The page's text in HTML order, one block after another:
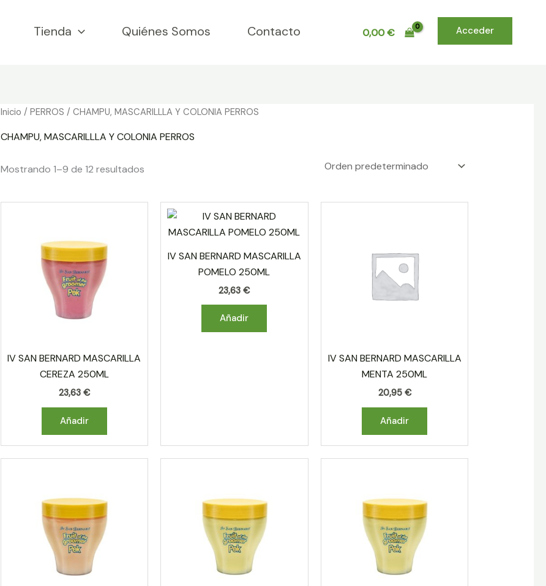
Tienda Quiénes Somos Contacto 0,00€ Acceder
Inicio / PERROS / CHAMPU, MASCARILLLA Y COLONIA PERROS
CHAMPU, MASCARILLLA Y COLONIA PERROS
Mostrando 1–9 de 12 resultados
IV SAN BERNARD MASCARILLA
CEREZA 250ML
23,63 €
Añadir
IV SAN BERNARD MASCARILLA
POMELO 250ML
23,63€
Añadir
IV SAN BERNARD MASCARILLA
MENTA 250ML
20,95 €
Añadir